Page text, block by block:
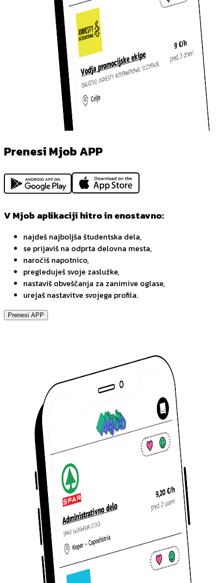
Prenesi Mjob APP
V Mjob aplikaciji hitro in enostavno:
najdeš najboljša študentska dela,
se prijaviš na odprta delovna mesta,
naročiš napotnico,
pregleduješ svoje zaslužke,
nastaviš obveščanja za zanimive oglase,
urejaš nastavitve svojega profila.
Prenesi APP